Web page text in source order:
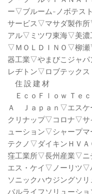
ー▽ブルーム‐ノボテス
サービス▽マサダ製作
アル▽ミツワ東海▽美
▽ＭＯＬＤＩＮＯ▽柳
器工業▽やまびこジャ
レヂトン▽ロブテックス
住 設 建 材
ＥｃｏＦｌｏｗ Ｔｅ
Ａ Ｊａｐａｎ▽エス
クリナップ▽コロナ▽サ
ューション▽シャープ
テクノ▽ダイキンＨＶ
窪工業所▽長州産業▽ニ
エス・ケイ▽ノーリツ▽
ソニックハウジングソ
バルライフソリューシ